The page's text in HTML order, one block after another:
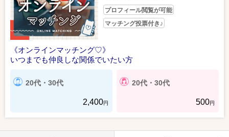
プロフィール閲覧が可能
マッチング投票付き♪
《オンラインマッチング♡》
いつまでも仲良しな関係でいたい方
20代・30代
2,400円
20代・30代
500円